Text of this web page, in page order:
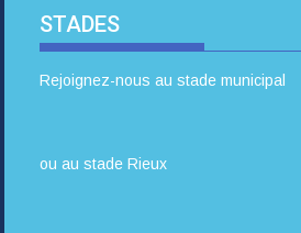
STADES
Rejoignez-nous au stade municipal
ou au stade Rieux